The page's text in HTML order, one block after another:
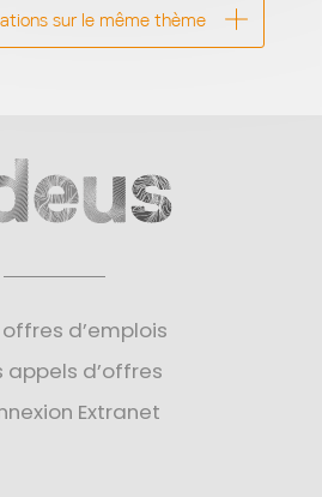
sur le même thème
offres d’emplois
appels d’offres
Extranet